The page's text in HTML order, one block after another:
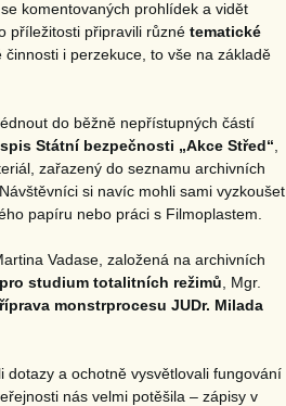
komentovaných prohlídek a vidět
příležitosti připravili různé tematické
i perzekuce, to vše na základě
do běžně nepřístupných částí
Státní bezpečnosti „Akce Střed“
zařazený do seznamu archivních
si navíc mohli sami vyzkoušet
papíru nebo práci s Filmoplastem.
Vadase, založená na archivních
studium totalitních režimů , Mgr.
monstrprocesu JUDr. Milada
a ochotně vysvětlovali fungování
nás velmi potěšila – zápisy v